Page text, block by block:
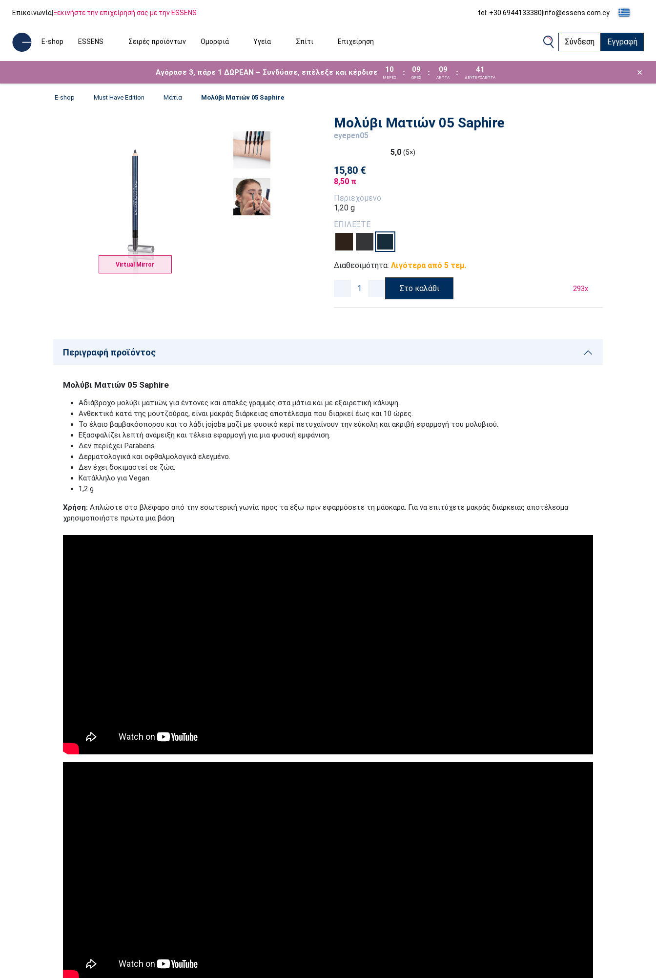
Επικοινωνία|Ξεκινήστε την επιχείρησή σας με την ESSENS tel: +30 6944133380|info@essens.com.cy
E-shop ESSENS Σειρές προϊόντων Ομορφιά Υγεία Σπίτι Επιχείρηση Σύνδεση Εγγραφή
Αγόρασε 3, πάρε 1 ΔΩΡΕΑΝ – Συνδύασε, επέλεξε και κέρδισε 10
ΜΈΡΕΣ
: 09
ΩΡΕΣ
: 09
ΛΕΠΤΑ
: 40
ΔΕΥΤΕΡΟΛΕΠΤΑ ×
E-shop Must Have Edition Μάτια Μολύβι Ματιών 05 Saphire
Virtual Mirror
Μολύβι Ματιών 05 Saphire
eyepen05
5,0 (5×)
15,80 €
8,50 π
Περιεχόμενο
1,20 g
ΕΠΙΛΕΞΤΕ
Διαθεσιμότητα: Λιγότερα από 5 τεμ.
Στο καλάθι 293x
Περιγραφή προϊόντος
Μολύβι Ματιών 05 Saphire
Αδιάβροχο μολύβι ματιών, για έντονες και απαλές γραμμές στα μάτια και με εξαιρετική κάλυψη.
Ανθεκτικό κατά της μουτζούρας, είναι μακράς διάρκειας αποτέλεσμα που διαρκεί έως και 10 ώρες.
Το έλαιο βαμβακόσπορου και το λάδι jojoba μαζί με φυσικό κερί πετυχαίνουν την εύκολη και ακριβή εφαρμογή του μολυβιού.
Εξασφαλίζει λεπτή ανάμειξη και τέλεια εφαρμογή για μια φυσική εμφάνιση.
Δεν περιέχει Parabens.
Δερματολογικά και οφθαλμολογικά ελεγμένο.
Δεν έχει δοκιμαστεί σε ζώα.
Κατάλληλο για Vegan.
1,2 g
Χρήση: Απλώστε στο βλέφαρο από την εσωτερική γωνία προς τα έξω πριν εφαρμόσετε τη μάσκαρα. Για να επιτύχετε μακράς διάρκειας αποτέλεσμα
χρησιμοποιήστε πρώτα μια βάση.